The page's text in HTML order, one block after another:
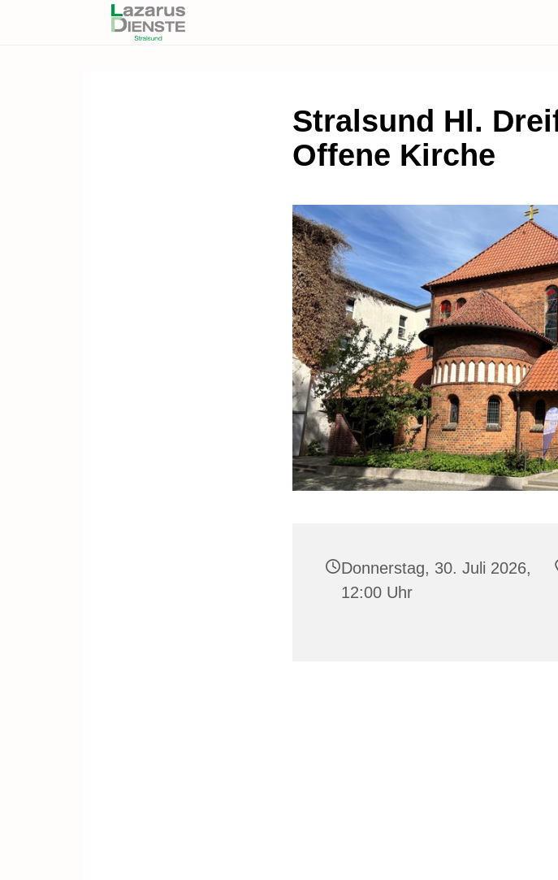
Stralsund Hl.
Offene Kirche
Donnerstag, 30. Juli 2026,
12:00 Uhr